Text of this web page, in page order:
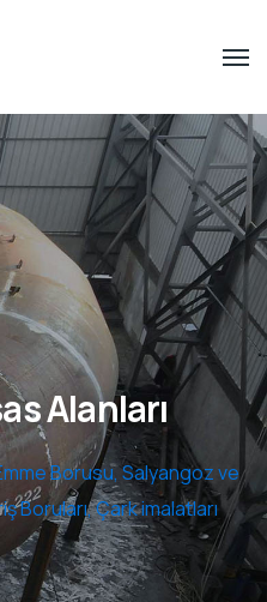
Çelik Rüzgar Kulesi
İşleri